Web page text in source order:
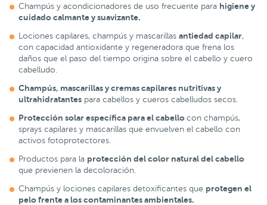
Champús y acondicionadores de uso frecuente para higiene y
cuidado calmante y suavizante.
Lociones capilares, champús y mascarillas antiedad capilar,
con capacidad antioxidante y regeneradora que frena los
daños que el paso del tiempo origina sobre el cabello y cuero
cabelludo.
Champús, mascarillas y cremas capilares nutritivas y
ultrahidratantes para cabellos y cueros cabelludos secos.
Protección solar específica para el cabello con champús,
sprays capilares y mascarillas que envuelven el cabello con
activos fotoprotectores.
Productos para la protección del color natural del cabello
que previenen la decoloración.
Champús y lociones capilares detoxificantes que protegen el
pelo frente a los contaminantes ambientales.